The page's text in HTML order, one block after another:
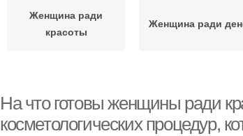
Женщина ради
красоты
Женщина ради
На что готовы женщины ради
косметологических процедур,